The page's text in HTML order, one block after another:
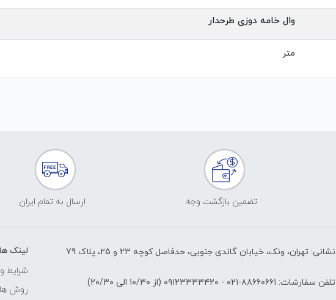
وال خامه دوزی طرحدار
متر
تضمین بازگشت وجه ارسال به تمام ایران
نشانی: تهران، ونک، خیابان گاندی جنوبی، حدفاصل کوچه 23 و 25، پلاک 79
تلفن سفارشات: ۸۸۶۶۰۶۶۱-۰۲۱ - ۰۹۱۲۳۳۳۳۴۲۰ (از ۱۰/۳۰ الی ۲۰/۳۰)
لینک ها
شرایط
روش